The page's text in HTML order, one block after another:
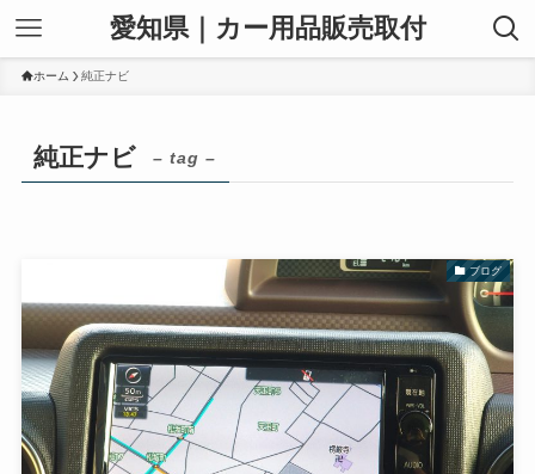
愛知県｜カー用品販売取付
ホーム 純正ナビ
純正ナビ – tag –
ブログ